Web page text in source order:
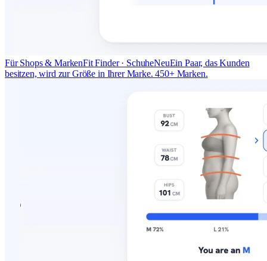
Für Shops & MarkenFit Finder · SchuheNeuEin Paar, das Kunden
besitzen, wird zur Größe in Ihrer Marke. 450+ Marken.